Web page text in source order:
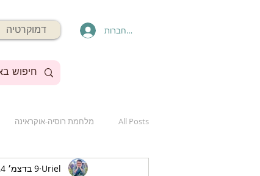
דמוקרטיה להתחברות
All Posts מלחמת רוסיה-אוקראינה
Uriel 9 בדצמ׳ 2024